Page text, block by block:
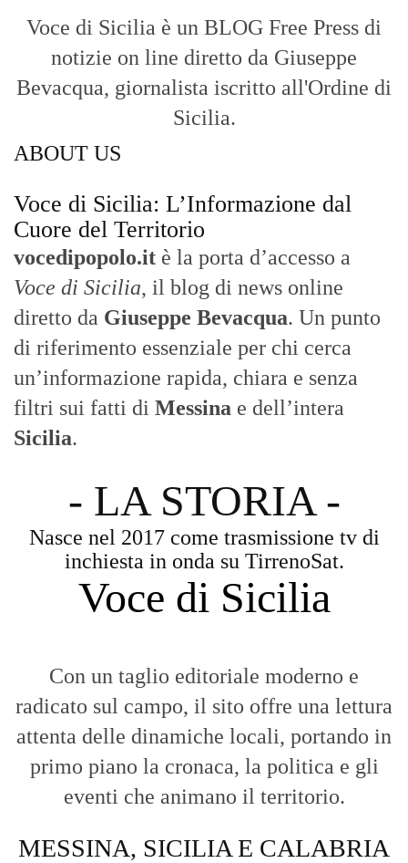
Voce di Sicilia è un BLOG Free Press di
notizie on line diretto da Giuseppe
Bevacqua, giornalista iscritto all'Ordine di
Sicilia.
ABOUT US
Voce di Sicilia: L’Informazione dal
Cuore del Territorio
vocedipopolo.it è la porta d’accesso a
Voce di Sicilia, il blog di news online
diretto da Giuseppe Bevacqua. Un punto
di riferimento essenziale per chi cerca
un’informazione rapida, chiara e senza
filtri sui fatti di Messina e dell’intera
Sicilia.
- LA STORIA -
Nasce nel 2017 come trasmissione tv di
inchiesta in onda su TirrenoSat.
Voce di Sicilia
Con un taglio editoriale moderno e
radicato sul campo, il sito offre una lettura
attenta delle dinamiche locali, portando in
primo piano la cronaca, la politica e gli
eventi che animano il territorio.
MESSINA, SICILIA E CALABRIA